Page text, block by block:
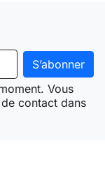
Vous
contact dans